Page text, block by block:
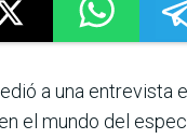
a una entrevista
el mundo del